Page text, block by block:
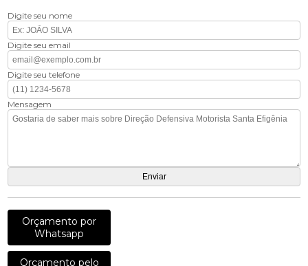
Digite seu nome
Digite seu email
Digite seu telefone
Mensagem
Orçamento por
Whatsapp
Orçamento pelo